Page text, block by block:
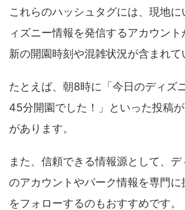
これらのハッシュタグには、現地
ィズニー情報を発信するアカウン
新の開園時刻や混雑状況が含まれて
たとえば、朝8時に「今日のディズ
45分開園でした！」といった投稿
があります。
また、信頼できる情報源として、
のアカウントやパーク情報を専門に
をフォローするのもおすすめです。